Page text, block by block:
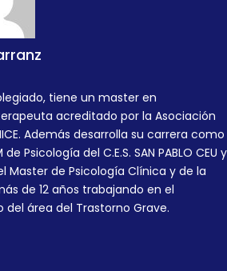
tiene un master en
acreditado por la Asociación
Además desarrolla su carrera como
Psicología del C.E.S. SAN PABLO CEU y
Master de Psicología Clínica y de la
de 12 años trabajando en el
área del Trastorno Grave.